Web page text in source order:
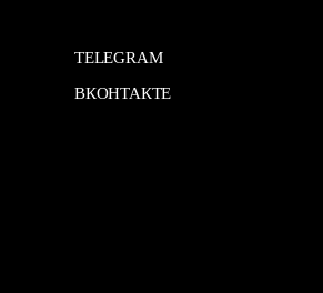
TELEGRAM
ВКОНТАКТЕ